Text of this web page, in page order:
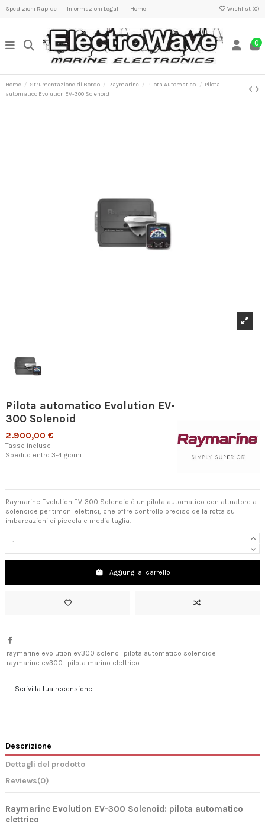
Spedizioni Rapide Informazioni Legali Home Wishlist (0)
0
Home Strumentazione di Bordo Raymarine Pilota Automatico
Pilota
automatico Evolution EV-300 Solenoid
Pilota automatico Evolution EV-
300 Solenoid
2.900,00 €
Tasse incluse
Spedito entro 3-4 giorni
Raymarine Evolution EV-300 Solenoid è un pilota automatico con attuatore a
solenoide per timoni elettrici, che offre controllo preciso della rotta su
imbarcazioni di piccola e media taglia.
Aggiungi al carrello
raymarine evolution ev300 soleno
pilota automatico solenoide
raymarine ev300
pilota marino elettrico
Scrivi la tua recensione
Descrizione
Dettagli del prodotto
Reviews(0)
Raymarine Evolution EV-300 Solenoid: pilota automatico
elettrico